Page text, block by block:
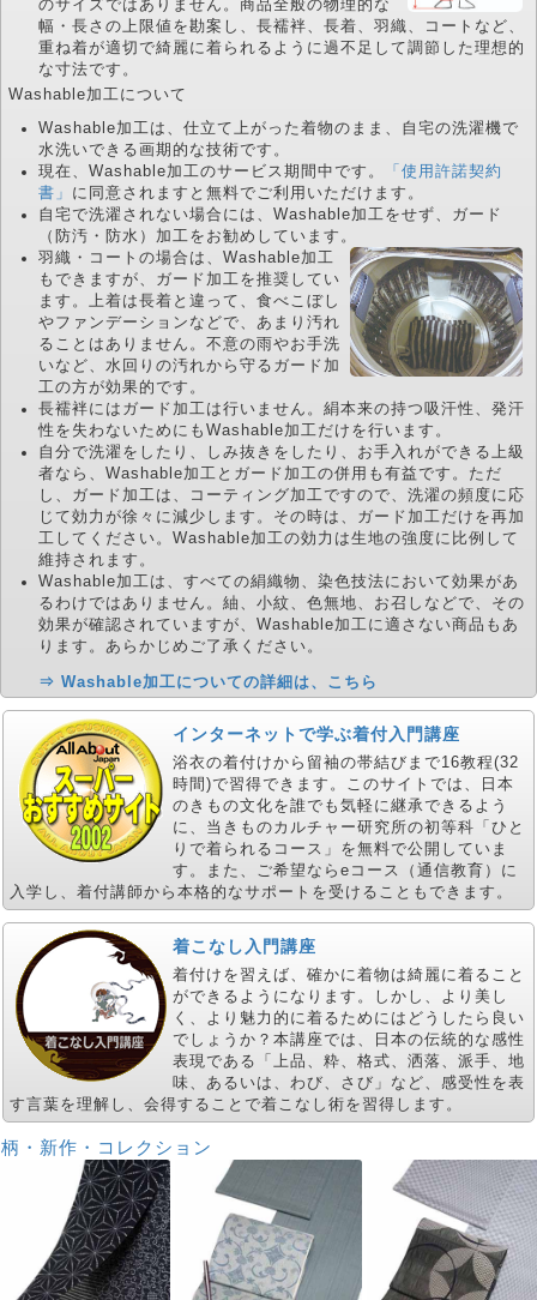
のサイズではありません。商品全般の物理的な
幅・長さの上限値を勘案し、長襦袢、長着、羽織、コートなど、
重ね着が適切で綺麗に着られるように過不足して調節した理想的
な寸法です。
Washable加工について
Washable加工は、仕立て上がった着物のまま、自宅の洗濯機で
水洗いできる画期的な技術です。
現在、Washable加工のサービス期間中です。
「使用許諾契約
書」 に同意されますと無料でご利用いただけます。
自宅で洗濯されない場合には、Washable加工をせず、ガード
（防汚・防水）加工をお勧めしています。
羽織・コートの場合は、Washable加工
もできますが、ガード加工を推奨してい
ます。上着は長着と違って、食べこぼし
やファンデーションなどで、あまり汚れ
ることはありません。不意の雨やお手洗
いなど、水回りの汚れから守るガード加
工の方が効果的です。
長襦袢にはガード加工は行いません。絹本来の持つ吸汗性、発汗
性を失わないためにもWashable加工だけを行います。
自分で洗濯をしたり、しみ抜きをしたり、お手入れができる上級
者なら、Washable加工とガード加工の併用も有益です。ただ
し、ガード加工は、コーティング加工ですので、洗濯の頻度に応
じて効力が徐々に減少します。その時は、ガード加工だけを再加
工してください。Washable加工の効力は生地の強度に比例して
維持されます。
Washable加工は、すべての絹織物、染色技法において効果があ
るわけではありません。紬、小紋、色無地、お召しなどで、その
効果が確認されていますが、Washable加工に適さない商品もあ
ります。あらかじめご了承ください。
⇒ Washable加工についての詳細は、こちら
インターネットで学ぶ着付入門講座
浴衣の着付けから留袖の帯結びまで16教程(32
時間)で習得できます。このサイトでは、日本
のきもの文化を誰でも気軽に継承できるよう
に、当きものカルチャー研究所の初等科「ひと
りで着られるコース」を無料で公開していま
す。また、ご希望ならeコース（通信教育）に
入学し、着付講師から本格的なサポートを受けることもできます。
着こなし入門講座
着付けを習えば、確かに着物は綺麗に着ること
ができるようになります。しかし、より美し
く、より魅力的に着るためにはどうしたら良い
でしょうか？本講座では、日本の伝統的な感性
表現である「上品、粋、格式、洒落、派手、地
味、あるいは、わび、さび」など、感受性を表
す言葉を理解し、会得することで着こなし術を習得します。
・新作・コレクション